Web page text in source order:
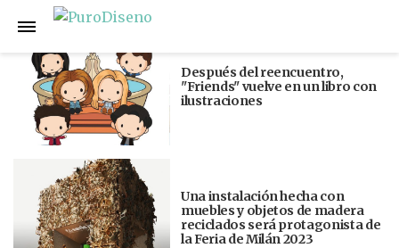
Anterior
Después del reencuentro,
"Friends" vuelve en un libro con
ilustraciones
Una instalación hecha con
muebles y objetos de madera
reciclados será protagonista de
la Feria de Milán 2023
Siguiente